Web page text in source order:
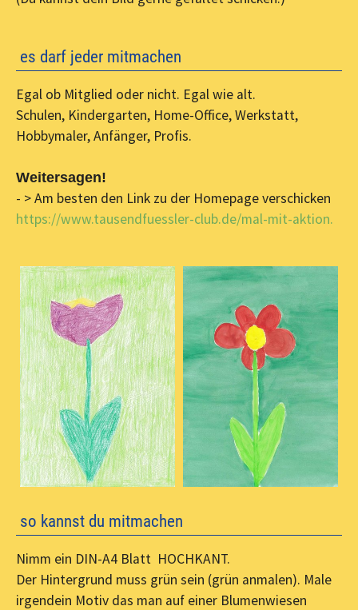
es darf jeder mitmachen
Egal ob Mitglied oder nicht. Egal wie alt.
Schulen, Kindergarten, Home-Office, Werkstatt,
Hobbymaler, Anfänger, Profis.
Weitersagen!
- > Am besten den Link zu der Homepage verschicken
https://www.tausendfuessler-club.de/mal-mit-aktion.
so kannst du mitmachen
Nimm ein DIN-A4 Blatt HOCHKANT.
Der Hintergrund muss grün sein (grün anmalen). Male
irgendein Motiv das man auf einer Blumenwiesen